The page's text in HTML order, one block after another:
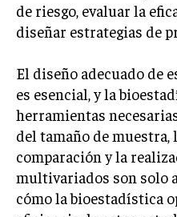
de riesgo, evaluar la
diseñar estrategias de
El diseño adecuado de
es esencial, y la
herramientas
del tamaño de muestra,
comparación y la
multivariados son solo
cómo la bioestadística